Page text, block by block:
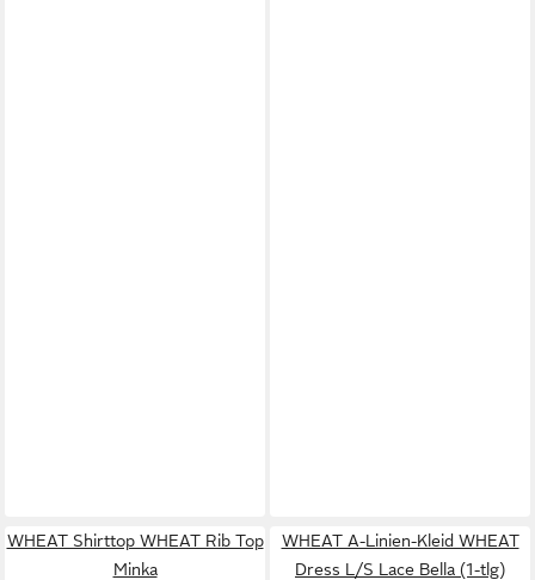
WHEAT Shirttop WHEAT Rib Top
Minka
WHEAT A-Linien-Kleid WHEAT
Dress L/S Lace Bella (1-tlg)